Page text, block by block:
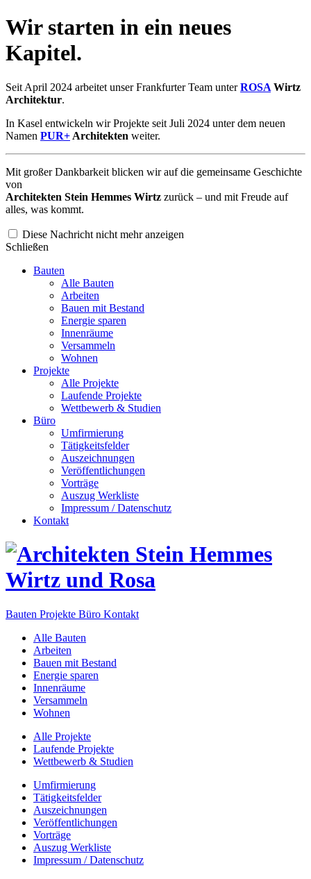
Wir starten in ein neues
Kapitel.
Seit April 2024 arbeitet unser Frankfurter Team unterROSA Wirtz
Architektur.
In Kasel entwickeln wir Projekte seit Juli 2024 unter dem neuen
Namen PUR+ Architekten weiter.
Mit großer Dankbarkeit blicken wir auf die gemeinsame Geschichte
von
Architekten Stein Hemmes Wirtz zurück – und mit Freude auf
alles, was kommt.
Diese Nachricht nicht mehr anzeigen
Schließen
Bauten
Alle Bauten
Arbeiten
Bauen mit Bestand
Energie sparen
Innenräume
Versammeln
Wohnen
Projekte
Alle Projekte
Laufende Projekte
Wettbewerb & Studien
Büro
Umfirmierung
Tätigkeitsfelder
Auszeichnungen
Veröffentlichungen
Vorträge
Auszug Werkliste
Impressum / Datenschutz
Kontakt
Bauten Projekte Büro Kontakt
Alle Bauten
Arbeiten
Bauen mit Bestand
Energie sparen
Innenräume
Versammeln
Wohnen
Alle Projekte
Laufende Projekte
Wettbewerb & Studien
Umfirmierung
Tätigkeitsfelder
Auszeichnungen
Veröffentlichungen
Vorträge
Auszug Werkliste
Impressum / Datenschutz